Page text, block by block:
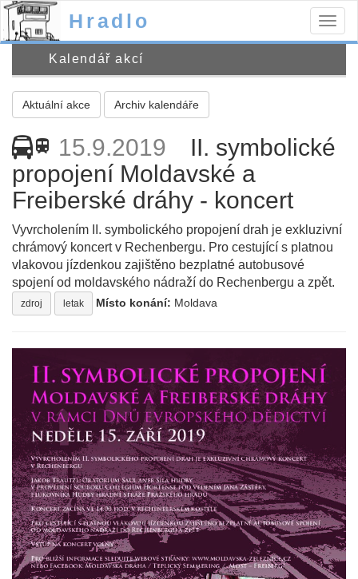
Hradlo
Kalendář akcí
Aktuální akce Archiv kalendáře
train 15.9.2019
II. symbolické
propojení Moldavské a
Freiberské dráhy - koncert
Vyvrcholením II. symbolického propojení drah je exkluzivní
chrámový koncert v Rechenbergu. Pro cestující s platnou
vlakovou jízdenkou zajištěno bezplatné autobusové
spojení od moldavského nádraží do Rechenbergu a zpět.
zdroj letak Místo konání: Moldava